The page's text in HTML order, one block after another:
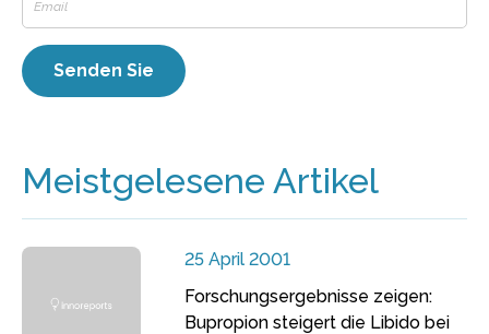
Meistgelesene Artikel
25 April 2001
Forschungsergebnisse zeigen:
Bupropion steigert die Libido bei